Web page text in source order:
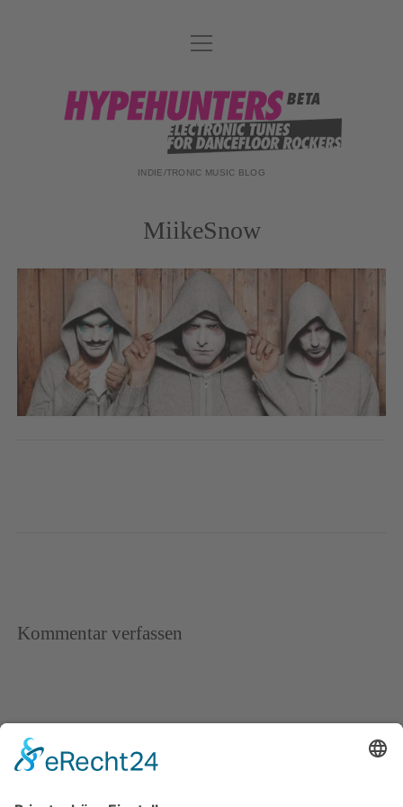
DATENSCHUTZ
DJ-TEAM
ABOUT
Menü
öffnen
hypehunters
INDIE/TRONIC MUSIC BLOG
MiikeSnow
Kommentar verfassen